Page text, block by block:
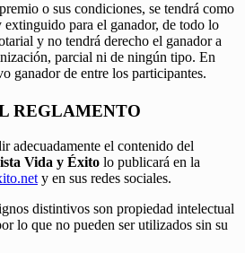
o sus condiciones, se tendrá como
para el ganador, de todo lo
y no tendrá derecho el ganador a
parcial ni de ningún tipo. En
ganador de entre los participantes.
REGLAMENTO
adecuadamente el contenido del
Vida y Éxito lo publicará en la
y en sus redes sociales.
distintivos son propiedad intelectual
lo que no pueden ser utilizados sin su